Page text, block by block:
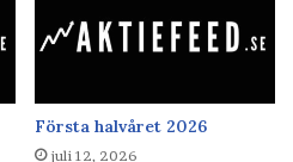
Första halvåret 2026
juli 12, 2026